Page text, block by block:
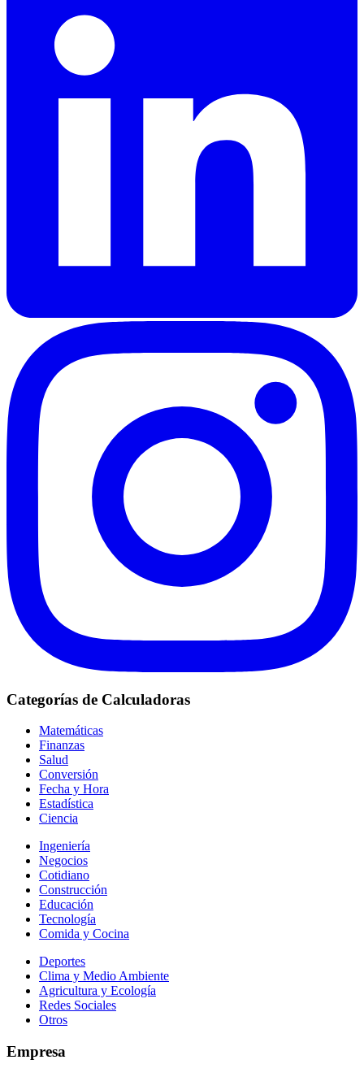
Categorías de Calculadoras
Matemáticas
Finanzas
Salud
Conversión
Fecha y Hora
Estadística
Ciencia
Ingeniería
Negocios
Cotidiano
Construcción
Educación
Tecnología
Comida y Cocina
Deportes
Clima y Medio Ambiente
Agricultura y Ecología
Redes Sociales
Otros
Empresa